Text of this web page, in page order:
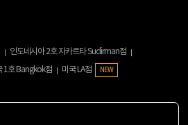
인도네시아 2호 자카르타 Sudirman점
1호 Bangkok점 미국 LA점 NEW